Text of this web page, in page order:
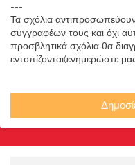
---
Τα σχόλια
συγγραφέων τους και όχι
προσβλητικά σχόλια θα
εντοπίζονται(ενημερώστε